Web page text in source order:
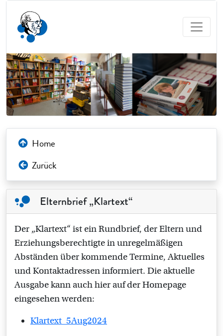
Home
Zurück
Elternbrief „Klartext“
Der „Klartext“ ist ein Rundbrief, der Eltern und
Erziehungsberechtigte in unregelmäßigen
Abständen über kommende Termine, Aktuelles
und Kontaktadressen informiert. Die aktuelle
Ausgabe kann auch hier auf der Homepage
eingesehen werden:
Klartext_5Aug2024